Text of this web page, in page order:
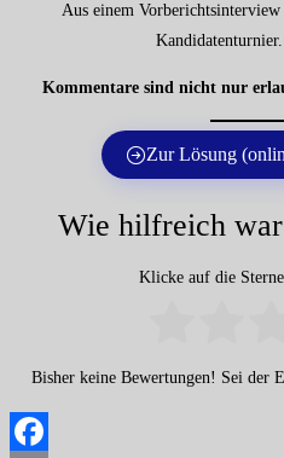
Aus einem
Kommentare sind nicht nur
Zur Lösung
Wie hilfreich
Klicke auf die
Bisher keine Bewertungen! Sei der